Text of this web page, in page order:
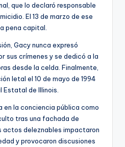
que lo declaró responsable
El 13 de marzo de ese
pena capital.
Gacy nunca expresó
sus crímenes y se dedicó a la
desde la celda. Finalmente,
letal el 10 de mayo de 1994
de Illinois.
en la conciencia pública como
tras una fachada de
actos deleznables impactaron
y provocaron discusiones